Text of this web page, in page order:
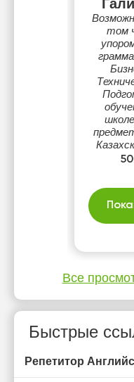
том
предметов.
Все
Быстрые
Репетитор